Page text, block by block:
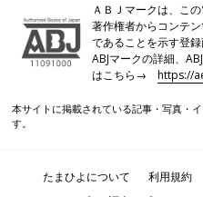
ＡＢＪマークは、こ
著作権者からコンテ
であることを示す登
ABJマークの詳細、
はこちら→https://
本サイトに掲載されている記事・写真・
す。
たまひよについて 利用規約